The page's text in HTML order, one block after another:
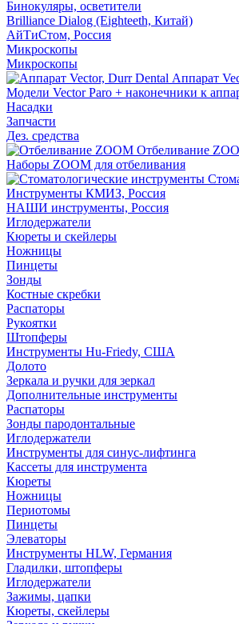
Бинокуляры, осветители
Brilliance Dialog (Eighteeth, Китай)
АйТиСтом, Россия
Микроскопы
Микроскопы
Аппарат
Модели Vector Paro + наконечники к
Насадки
Запчасти
Дез. средства
Отбеливание
Наборы ZOOM для отбеливания
Инструменты КМИЗ, Россия
НАШИ инструменты, Россия
Иглодержатели
Кюреты и скейлеры
Ножницы
Пинцеты
Зонды
Костные скребки
Распаторы
Рукоятки
Штопферы
Инструменты Hu-Friedy, США
Долото
Зеркала и ручки для зеркал
Дополнительные инструменты
Распаторы
Зонды пародонтальные
Иглодержатели
Инструменты для синус-лифтинга
Кассеты для инструмента
Кюреты
Ножницы
Периотомы
Пинцеты
Элеваторы
Инструменты HLW, Германия
Гладилки, штопферы
Иглодержатели
Зажимы, цапки
Кюреты, скейлеры